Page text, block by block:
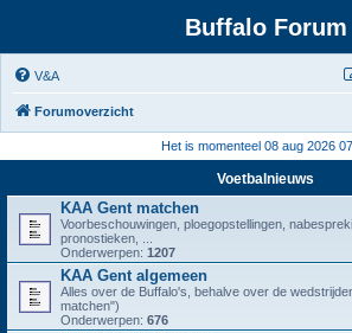
Buffalo Forum
V&A
Forumoverzicht
Het is momenteel 08 aug 2026
Voetbalnieuws
KAA Gent matchen
Voorbeschouwingen, ploegopstellingen,
pronostieken, ...
Onderwerpen: 1207
KAA Gent algemeen
Alles over de Buffalo's, behalve over de
matchen")
Onderwerpen: 676